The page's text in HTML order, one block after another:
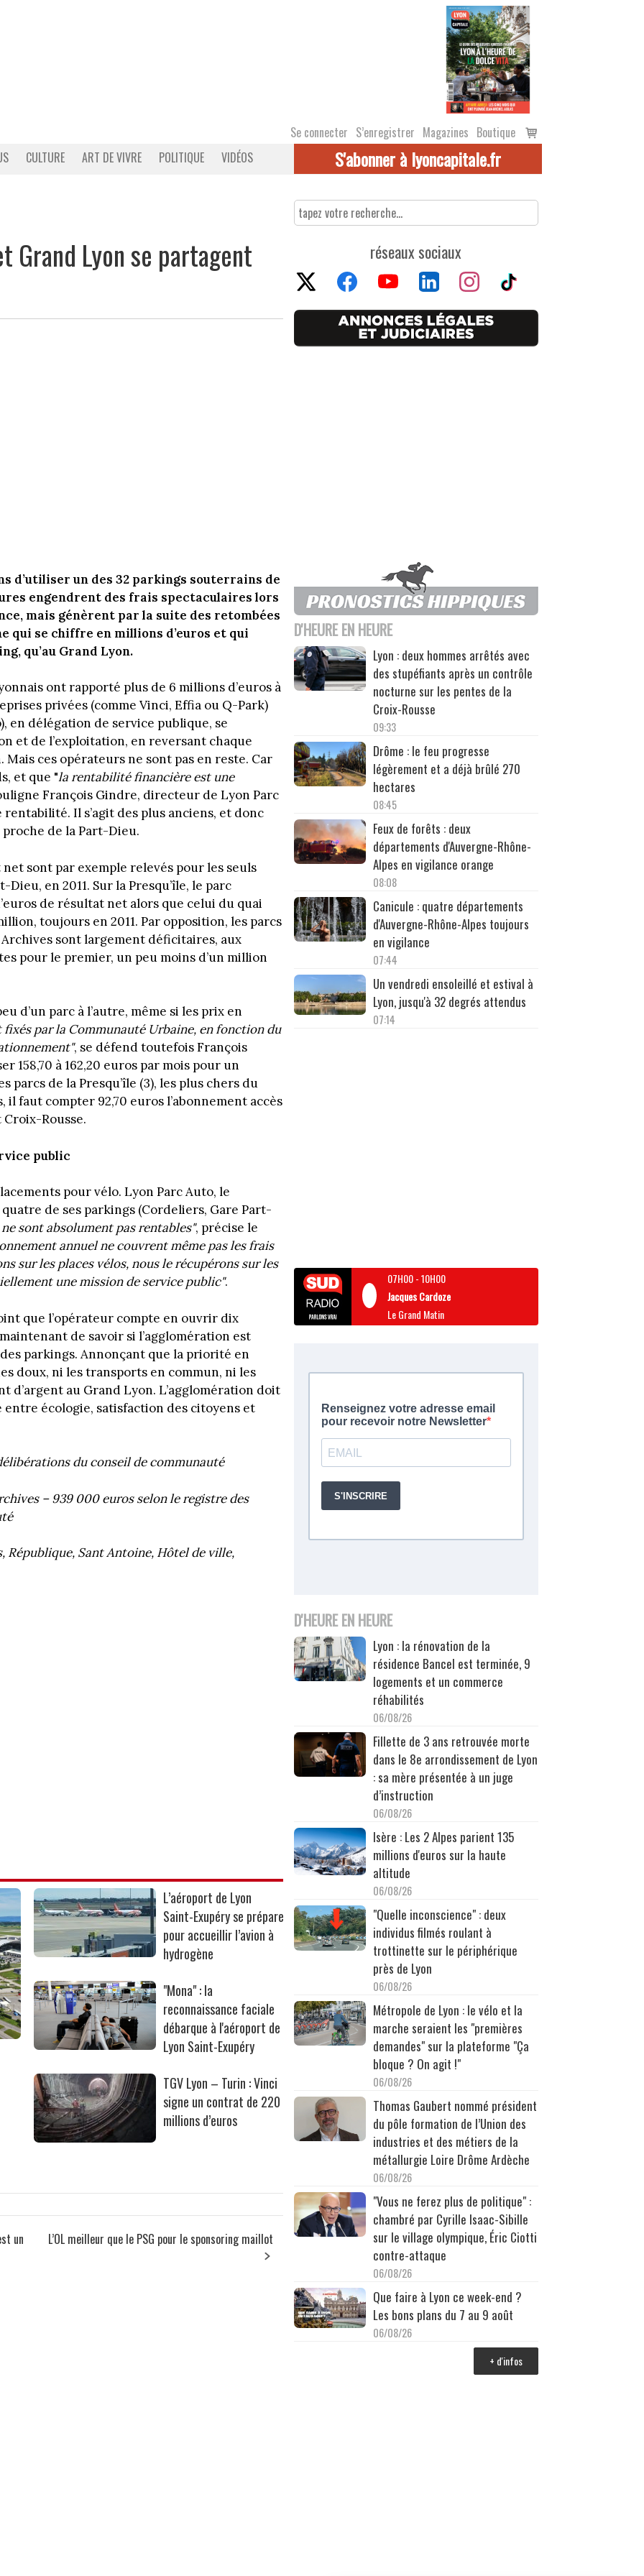
Se connecter S’enregistrer Magazines Boutique
Voir
le
CULTURE ART DE VIVRE POLITIQUE VIDÉOS S'abonner à lyoncapitale.fr
Grand Lyon se partagent
d’utiliser un des 32 parkings souterrains de
engendrent des frais spectaculaires lors
mais génèrent par la suite des retombées
qui se chiffre en millions d’euros et qui
qu’au Grand Lyon.
ont rapporté plus de 6 millions d’euros à
privées (comme Vinci, Effia ou Q-Park)
en délégation de service publique, se
et de l’exploitation, en reversant chaque
ces opérateurs ne sont pas en reste. Car
et que "la rentabilité financière est une
François Gindre, directeur de Lyon Parc
Il s’agit des plus anciens, et donc
de la Part-Dieu.
sont par exemple relevés pour les seuls
en 2011. Sur la Presqu’île, le parc
de résultat net alors que celui du quai
toujours en 2011. Par opposition, les parcs
sont largement déficitaires, aux
pour le premier, un peu moins d’un million
d’un parc à l’autre, même si les prix en
fixés par la Communauté Urbaine, en fonction du
, se défend toutefois François
158,70 à 162,20 euros par mois pour un
parcs de la Presqu’île (3), les plus chers du
il faut compter 92,70 euros l’abonnement accès
Rousse.
public
pour vélo. Lyon Parc Auto, le
de ses parkings (Cordeliers, Gare Part-
ne sont absolument pas rentables", précise le
annuel ne couvrent même pas les frais
sur les places vélos, nous le récupérons sur les
une mission de service public".
que l’opérateur compte en ouvrir dix
de savoir si l’agglomération est
parkings. Annonçant que la priorité en
doux, ni les transports en commun, ni les
d’argent au Grand Lyon. L’agglomération doit
écologie, satisfaction des citoyens et
du conseil de communauté
– 939 000 euros selon le registre des
République, Sant Antoine, Hôtel de ville,
L’aéroport de Lyon
Saint-Exupéry se prépare
pour accueillir l’avion à
hydrogène
"Mona" : la
reconnaissance faciale
débarque à l'aéroport de
Lyon Saint-Exupéry
TGV Lyon – Turin : Vinci
signe un contrat de 220
millions d’euros
un
L’OL meilleur que le PSG pour le sponsoring maillot
réseaux sociaux
D'HEURE EN HEURE
Lyon : deux hommes arrêtés avec
des stupéfiants après un contrôle
nocturne sur les pentes de la
Croix-Rousse
09:33
Drôme : le feu progresse
légèrement et a déjà brûlé 270
hectares
08:45
Feux de forêts : deux
départements d'Auvergne-Rhône-
Alpes en vigilance orange
08:08
Canicule : quatre départements
d'Auvergne-Rhône-Alpes toujours
en vigilance
07:44
Un vendredi ensoleillé et estival à
Lyon, jusqu'à 32 degrés attendus
07:14
07H00-10H00
Jacques Cardoze
Le Grand Matin
D'HEURE EN HEURE
Lyon : la rénovation de la
résidence Bancel est terminée, 9
logements et un commerce
réhabilités
06/08/26
Fillette de 3 ans retrouvée morte
dans le 8e arrondissement de Lyon
: sa mère présentée à un juge
d’instruction
06/08/26
Isère : Les 2 Alpes parient 135
millions d'euros sur la haute
altitude
06/08/26
"Quelle inconscience" : deux
individus filmés roulant à
trottinette sur le périphérique
près de Lyon
06/08/26
Métropole de Lyon : le vélo et la
marche seraient les "premières
demandes" sur la plateforme "Ça
bloque ? On agit !"
06/08/26
Thomas Gaubert nommé président
du pôle formation de l’Union des
industries et des métiers de la
métallurgie Loire Drôme Ardèche
06/08/26
"Vous ne ferez plus de politique" :
chambré par Cyrille Isaac-Sibille
sur le village olympique, Éric Ciotti
contre-attaque
06/08/26
Que faire à Lyon ce week-end ?
Les bons plans du 7 au 9 août
06/08/26
+ d'infos